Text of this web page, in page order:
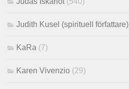
Judith Kusel (spirituell författare)
KaRa (7)
Karen Vivenzio (29)